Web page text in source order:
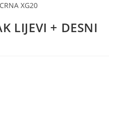
XG20
LIJEVI + DESNI